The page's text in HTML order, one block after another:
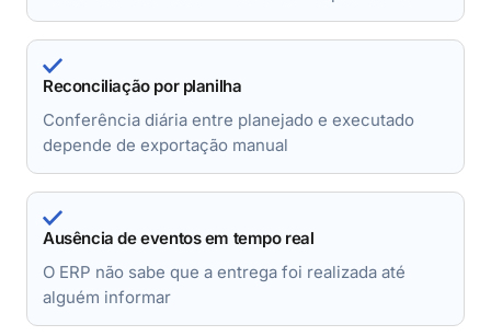
Reconciliação por planilha
Conferência diária entre planejado e executado
depende de exportação manual
Ausência de eventos em tempo real
O ERP não sabe que a entrega foi realizada até
alguém informar